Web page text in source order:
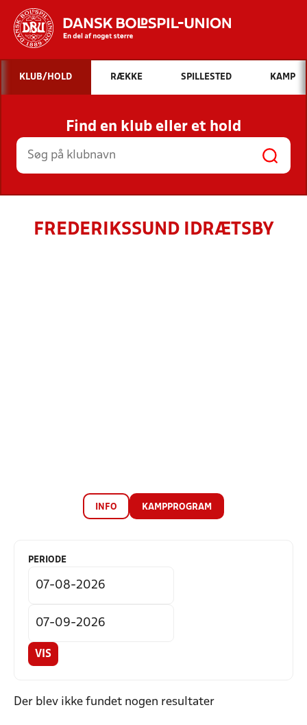
Hvad vil du søge efter?
INDHOLD OG NYHEDER
STILLINGER, RESULTATER, KLUBBER OG
HOLD
KLUB/HOLD RÆKKE SPILLESTED KAMP
Find en klub eller et hold
FREDERIKSSUND IDRÆTSBY
INFO KAMPPROGRAM
PERIODE
VIS
Der blev ikke fundet nogen resultater